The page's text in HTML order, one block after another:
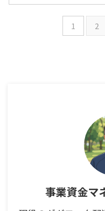
1 2
事業資金マ